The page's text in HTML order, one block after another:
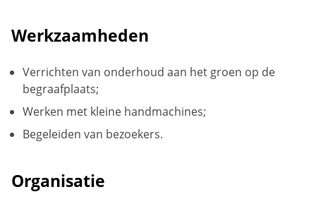
Werkzaamheden
Verrichten van onderhoud aan het groen op de
begraafplaats;
Werken met kleine handmachines;
Begeleiden van bezoekers.
Organisatie